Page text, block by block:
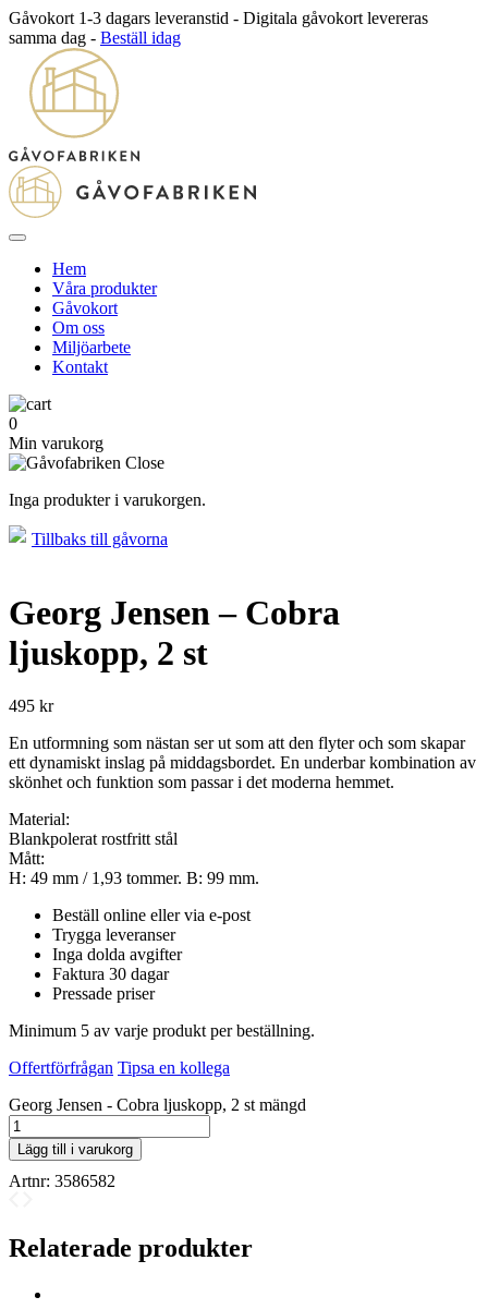
Gåvokort 1-3 dagars leveranstid - Digitala gåvokort levereras
samma dag - Beställ idag
Hem
Våra produkter
Gåvokort
Om oss
Miljöarbete
Kontakt
0
Min varukorg
Inga produkter i varukorgen.
Tillbaks till gåvorna
Georg Jensen – Cobra
ljuskopp, 2 st
495 kr
En utformning som nästan ser ut som att den flyter och som skapar
ett dynamiskt inslag på middagsbordet. En underbar kombination av
skönhet och funktion som passar i det moderna hemmet.
Material:
Blankpolerat rostfritt stål
Mått:
H: 49 mm / 1,93 tommer. B: 99 mm.
Beställ online eller via e-post
Trygga leveranser
Inga dolda avgifter
Faktura 30 dagar
Pressade priser
Minimum 5 av varje produkt per beställning.
Offertförfrågan Tipsa en kollega
Georg Jensen - Cobra ljuskopp, 2 st mängd
Lägg till i varukorg
Artnr: 3586582
Relaterade produkter